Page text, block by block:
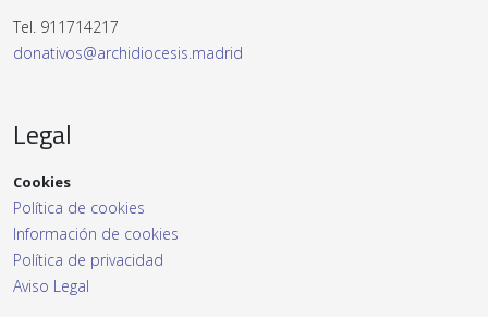
Tel. 911714217
donativos@archidiocesis.madrid
Legal
Cookies
Política de cookies
Información de cookies
Política de privacidad
Aviso Legal